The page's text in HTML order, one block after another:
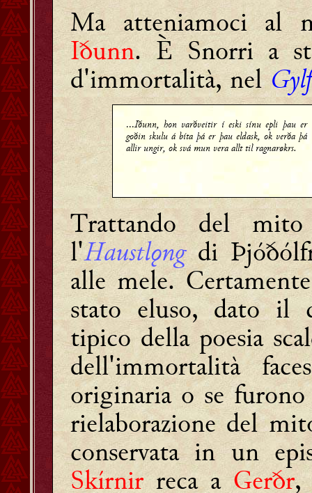
Ma atteniamoci al
Iðunn. È Snorri a
d'immortalità, nel
...Iðunn, hon varðveitir í eski sínu epli þau er
goðin skulu á bíta þá er þau eldask, ok verða þá
allir ungir, ok svá mun vera allt til ragnarøkrs.
Trattando del
l'Haustlǫngdi
alle mele.
stato eluso, dato il
tipico della poesia
dell'immortalità
originaria o se
rielaborazione del
conservata in un
Skírnirreca a Gerðr,